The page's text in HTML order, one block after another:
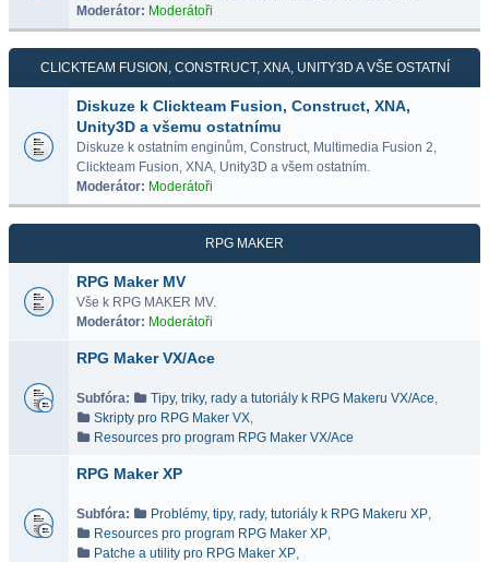
Moderátor: Moderátoři
CLICKTEAM FUSION, CONSTRUCT, XNA, UNITY3D A VŠE OSTATNÍ
Diskuze k Clickteam Fusion, Construct, XNA,
Unity3D a všemu ostatnímu
Diskuze k ostatním enginům, Construct, Multimedia Fusion 2,
Clickteam Fusion, XNA, Unity3D a všem ostatním.
Moderátor: Moderátoři
RPG MAKER
RPG Maker MV
Vše k RPG MAKER MV.
Moderátor: Moderátoři
RPG Maker VX/Ace
Subfóra: Tipy, triky, rady a tutoriály k RPG Makeru VX/Ace,
Skripty pro RPG Maker VX,
Resources pro program RPG Maker VX/Ace
RPG Maker XP
Subfóra: Problémy, tipy, rady, tutoriály k RPG Makeru XP,
Resources pro program RPG Maker XP,
Patche a utility pro RPG Maker XP,